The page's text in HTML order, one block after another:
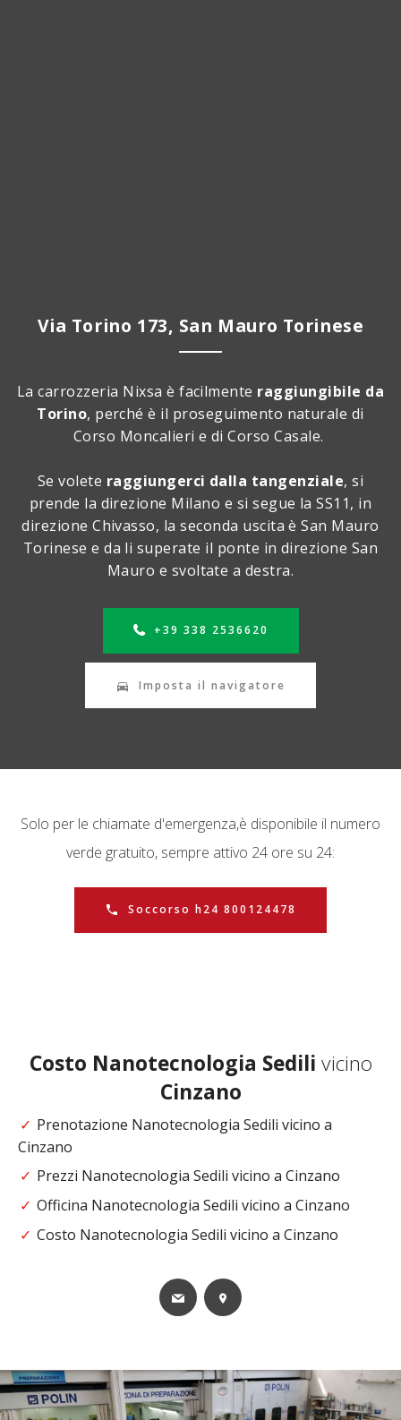
Via Torino 173, San Mauro Torinese
La carrozzeria Nixsa è facilmente raggiungibile da
Torino, perché è il proseguimento naturale di
Corso Moncalieri e di Corso Casale.
Se volete raggiungerci dalla tangenziale, si
prende la direzione Milano e si segue la SS11, in
direzione Chivasso, la seconda uscita è San Mauro
Torinese e da li superate il ponte in direzione San
Mauro e svoltate a destra.
+39 338 2536620
Imposta il navigatore
Solo per le chiamate d'emergenza,è disponibile il numero
verde gratuito, sempre attivo 24 ore su 24:
Soccorso h24 800124478
Costo Nanotecnologia Sedili vicino
Cinzano
Prenotazione Nanotecnologia Sedili vicino a
Cinzano
Prezzi Nanotecnologia Sedili vicino a Cinzano
Officina Nanotecnologia Sedili vicino a Cinzano
Costo Nanotecnologia Sedili vicino a Cinzano